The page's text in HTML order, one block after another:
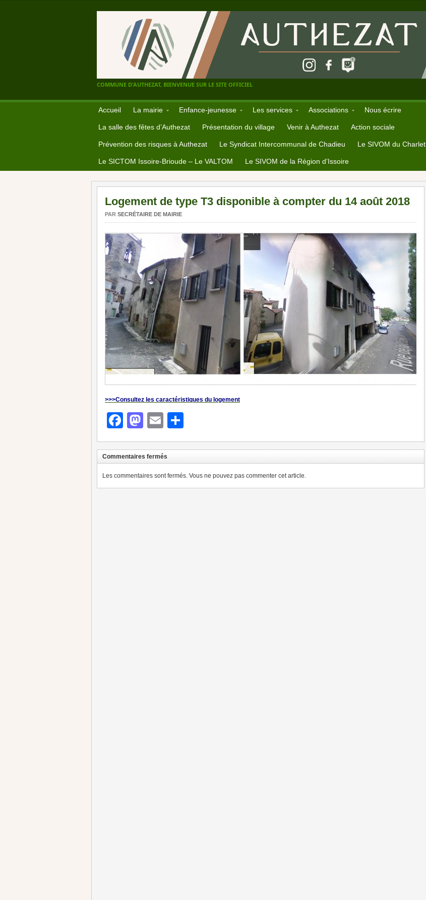
COMMUNE D'AUTHEZAT, BIENVENUE SUR LE SITE OFFICIEL
Accueil La mairie Enfance-jeunesse Les services Associations Nous écrire
La salle des fêtes d’Authezat Présentation du village Venir à Authezat Action sociale
Prévention des risques à Authezat Le Syndicat Intercommunal de Chadieu Le SIVOM du Charlet
Le SICTOM Issoire-Brioude – Le VALTOM Le SIVOM de la Région d’Issoire
Logement de type T3 disponible à compter du 14 août 2018
PAR SECRÉTAIRE DE MAIRIE
>>>Consultez les caractéristiques du logement
Facebook
Mastodon
Email
Commentaires fermés
Les commentaires sont fermés. Vous ne pouvez pas commenter cet article.